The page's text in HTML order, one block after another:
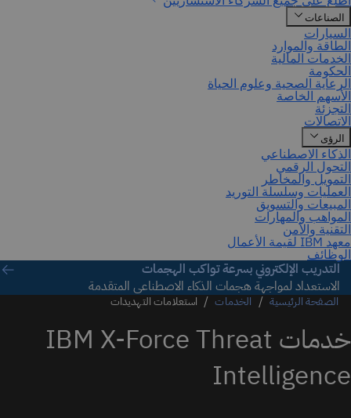
التدريب الإلكتروني بسرعة تواكب الهجمات
الاستعداد لمواجهة هجمات الذكاء الاصطناعي المتقدمة
الصفحة الرئيسية الخدمات استعلامات التهديدات
خدمات IBM X-Force Threat
Intelligence